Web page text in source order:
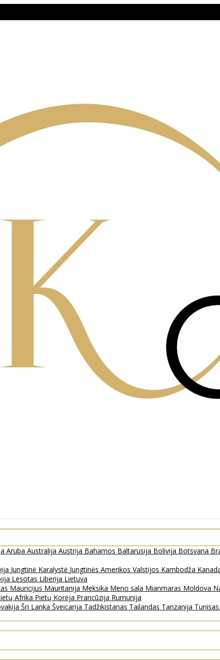
Aruba Australija Austrija Bahamos Baltarusija Bolivija Botsvana
Jungtinė Karalystė Jungtinės Amerikos Valstijos Kambodža
Lesotas Liberija Lietuva
Mauricijus Mauritanija Meksika Meno sala Mianmaras Moldova
Afrika Pietų Korėja Prancūzija Rumunija
Šri Lanka Šveicarija Tadžikistanas Tailandas Tanzanija